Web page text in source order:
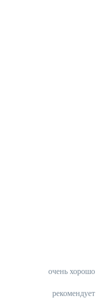
очень хорошо
рекомендует